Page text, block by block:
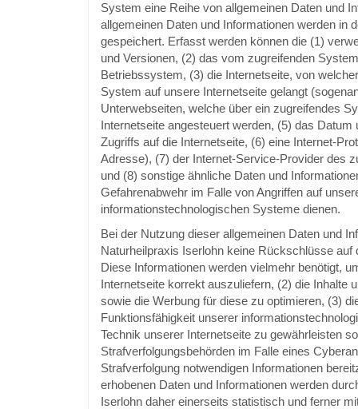
System eine Reihe von allgemeinen Daten und
allgemeinen Daten und Informationen werden in
gespeichert. Erfasst werden können die (1)
und Versionen, (2) das vom zugreifenden
Betriebssystem, (3) die Internetseite, von
System auf unsere Internetseite gelangt
Unterwebseiten, welche über ein zugreifendes
Internetseite angesteuert werden, (5) das Datum
Zugriffs auf die Internetseite, (6) eine Internet-
Adresse), (7) der Internet-Service-Provider des
und (8) sonstige ähnliche Daten und
Gefahrenabwehr im Falle von Angriffen auf
informationstechnologischen Systeme dienen.
Bei der Nutzung dieser allgemeinen Daten und
Naturheilpraxis Iserlohn keine Rückschlüsse auf
Diese Informationen werden vielmehr benötigt,
Internetseite korrekt auszuliefern, (2) die Inhalte
sowie die Werbung für diese zu optimieren, (3)
Funktionsfähigkeit unserer
Technik unserer Internetseite zu gewährleisten
Strafverfolgungsbehörden im Falle eines
Strafverfolgung notwendigen Informationen
erhobenen Daten und Informationen werden
Iserlohn daher einerseits statistisch und ferner